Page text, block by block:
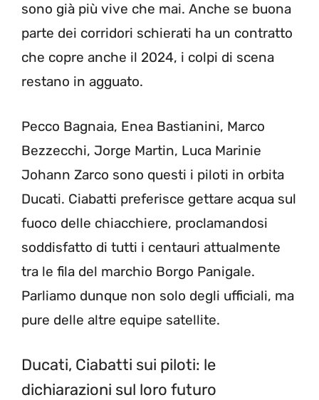
sono già più vive che mai. Anche se buona
parte dei corridori schierati ha un contratto
che copre anche il 2024, i colpi di scena
restano in agguato.
Pecco Bagnaia, Enea Bastianini, Marco
Bezzecchi, Jorge Martin, Luca Marinie
Johann Zarco sono questi i piloti in orbita
Ducati. Ciabatti preferisce gettare acqua sul
fuoco delle chiacchiere, proclamandosi
soddisfatto di tutti i centauri attualmente
tra le fila del marchio Borgo Panigale.
Parliamo dunque non solo degli ufficiali, ma
pure delle altre equipe satellite.
Ducati, Ciabatti sui piloti: le
dichiarazioni sul loro futuro